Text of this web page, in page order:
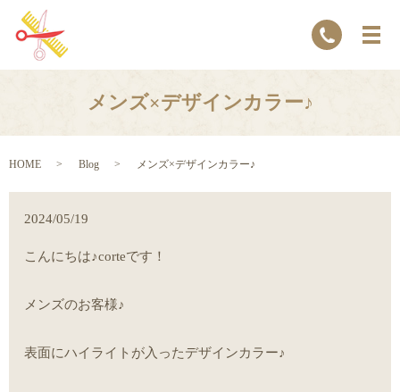
メンズ×デザインカラー♪
HOME Blog メンズ×デザインカラー♪
2024/05/19
こんにちは♪corteです！
メンズのお客様♪
表面にハイライトが入ったデザインカラー♪